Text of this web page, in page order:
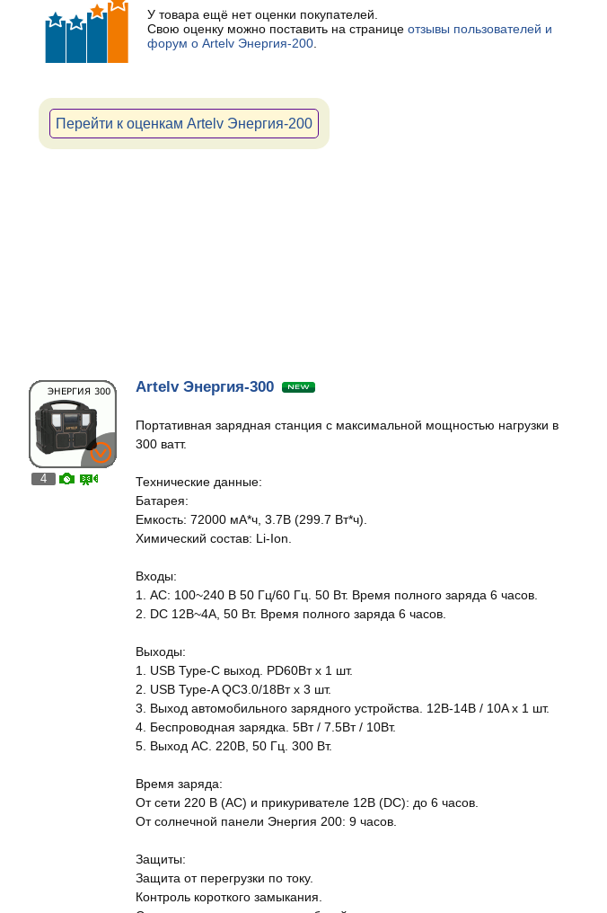
У товара ещё нет оценки покупателей.
Свою оценку можно поставить на странице отзывы пользователей и
форум о Artelv Энергия-200.
Перейти к оценкам Artelv Энергия-200
4
Artelv Энергия-300
Портативная зарядная станция с максимальной мощностью нагрузки в
300 ватт.
Технические данные:
Батарея:
Емкость: 72000 мА*ч, 3.7В (299.7 Вт*ч).
Химический состав: Li-Ion.
Входы:
1. AC: 100~240 В 50 Гц/60 Гц. 50 Вт. Время полного заряда 6 часов.
2. DC 12В~4А, 50 Вт. Время полного заряда 6 часов.
Выходы:
1. USB Type-C выход. PD60Вт x 1 шт.
2. USB Type-A QC3.0/18Вт x 3 шт.
3. Выход автомобильного зарядного устройства. 12В-14В / 10A х 1 шт.
4. Беспроводная зарядка. 5Вт / 7.5Вт / 10Вт.
5. Выход AC. 220В, 50 Гц. 300 Вт.
Время заряда:
От сети 220 В (АС) и прикуривателе 12В (DC): до 6 часов.
От солнечной панели Энергия 200: 9 часов.
Защиты:
Защита от перегрузки по току.
Контроль короткого замыкания.